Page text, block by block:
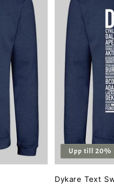
Upp till 20%
Dykare Text